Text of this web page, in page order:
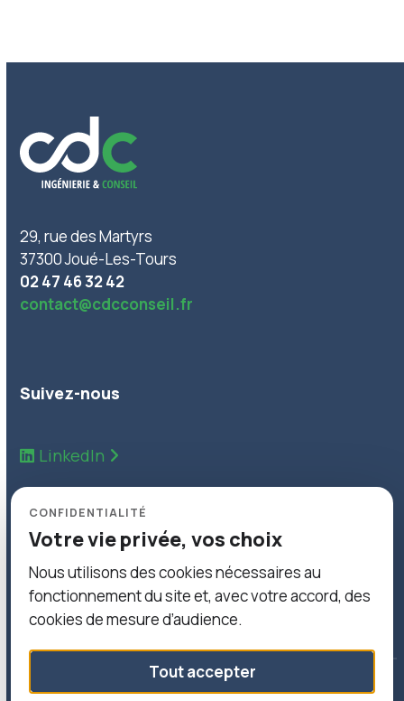
CONFIDENTIALITÉ
Votre vie privée, vos choix
Nous utilisons des cookies nécessaires au
fonctionnement du site et, avec votre accord, des
cookies de mesure d’audience.
Tout accepter
29, rue des Martyrs
37300 Joué-Les-Tours
02 47 46 32 42
contact@cdcconseil.fr
Suivez-nous
LinkedIn
Inscrivez-vous à notre Newsletter pour suivre
toutes nos actualités.
Inscription Newsletter
Politique de confidentialité